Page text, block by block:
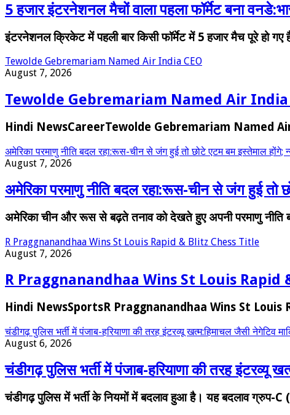
5 हजार इंटरनेशनल मैचों वाला पहला फॉर्मेट बना
इंटरनेशनल क्रिकेट में पहली बार किसी फॉर्मेट में 5 हजार मैच पूरे हो
Tewolde Gebremariam Named Air India CEO
August 7, 2026
Tewolde Gebremariam Named Air India
Hindi NewsCareerTewolde Gebremariam Named
अमेरिका परमाणु नीति बदल रहा:रूस-चीन से जंग हुई तो छोटे एटम बम इस्तेमाल होंगे;
August 7, 2026
अमेरिका परमाणु नीति बदल रहा:रूस-चीन से जंग हुई तो
अमेरिका चीन और रूस से बढ़ते तनाव को देखते हुए अपनी परमाणु
R Praggnanandhaa Wins St Louis Rapid & Blitz Chess Title
August 7, 2026
R Praggnanandhaa Wins St Louis Rapid
Hindi NewsSportsR Praggnanandhaa Wins St
चंडीगढ़ पुलिस भर्ती में पंजाब-हरियाणा की तरह इंटरव्यू खत्म:हिमाचल जैसी नेगेटिव
August 6, 2026
चंडीगढ़ पुलिस भर्ती में पंजाब-हरियाणा की तरह इंटरव्यू
चंडीगढ़ पुलिस में भर्ती के नियमों में बदलाव हुआ है। यह बदलाव ग्रुप-